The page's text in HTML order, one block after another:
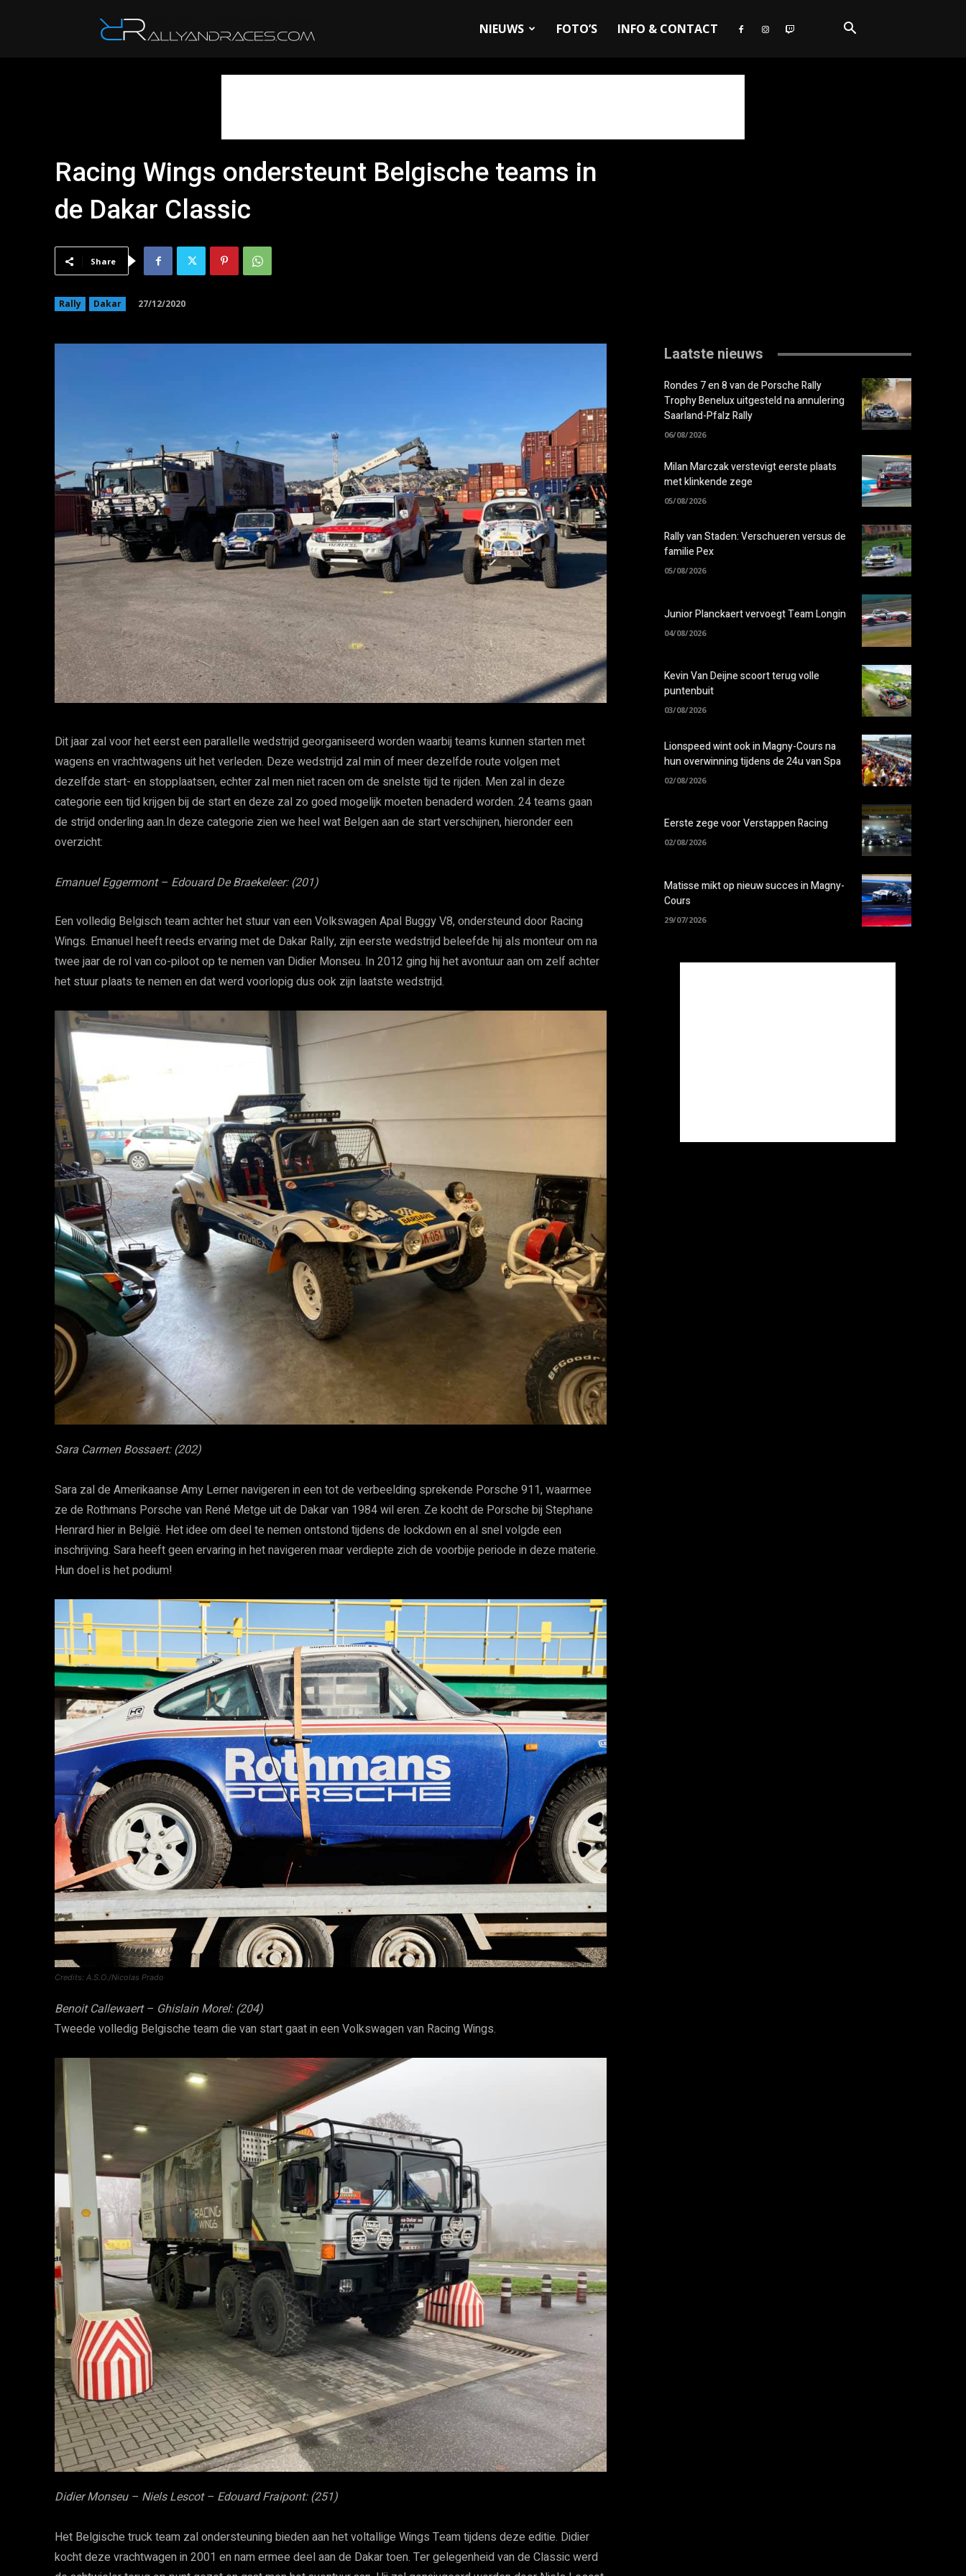
NIEUWS FOTO’S INFO & CONTACT
Racing Wings ondersteunt Belgische teams in
de Dakar Classic
Share
Rally Dakar 27/12/2020
Dit jaar zal voor het eerst een parallelle wedstrijd georganiseerd worden waarbij teams kunnen starten met
wagens en vrachtwagens uit het verleden. Deze wedstrijd zal min of meer dezelfde route volgen met
dezelfde start- en stopplaatsen, echter zal men niet racen om de snelste tijd te rijden. Men zal in deze
categorie een tijd krijgen bij de start en deze zal zo goed mogelijk moeten benaderd worden. 24 teams gaan
de strijd onderling aan.In deze categorie zien we heel wat Belgen aan de start verschijnen, hieronder een
overzicht:
Emanuel Eggermont – Edouard De Braekeleer: (201)
Een volledig Belgisch team achter het stuur van een Volkswagen Apal Buggy V8, ondersteund door Racing
Wings. Emanuel heeft reeds ervaring met de Dakar Rally, zijn eerste wedstrijd beleefde hij als monteur om na
twee jaar de rol van co-piloot op te nemen van Didier Monseu. In 2012 ging hij het avontuur aan om zelf achter
het stuur plaats te nemen en dat werd voorlopig dus ook zijn laatste wedstrijd.
Sara Carmen Bossaert: (202)
Sara zal de Amerikaanse Amy Lerner navigeren in een tot de verbeelding sprekende Porsche 911, waarmee
ze de Rothmans Porsche van René Metge uit de Dakar van 1984 wil eren. Ze kocht de Porsche bij Stephane
Henrard hier in België. Het idee om deel te nemen ontstond tijdens de lockdown en al snel volgde een
inschrijving. Sara heeft geen ervaring in het navigeren maar verdiepte zich de voorbije periode in deze materie.
Hun doel is het podium!
Credits: A.S.O./Nicolas Prado
Benoit Callewaert – Ghislain Morel: (204)
Tweede volledig Belgische team die van start gaat in een Volkswagen van Racing Wings.
Didier Monseu – Niels Lescot – Edouard Fraipont: (251)
Het Belgische truck team zal ondersteuning bieden aan het voltallige Wings Team tijdens deze editie. Didier
kocht deze vrachtwagen in 2001 en nam ermee deel aan de Dakar toen. Ter gelegenheid van de Classic werd
Laatste nieuws
Rondes 7 en 8 van de Porsche Rally
Trophy Benelux uitgesteld na annulering
Saarland-Pfalz Rally
06/08/2026
Milan Marczak verstevigt eerste plaats
met klinkende zege
05/08/2026
Rally van Staden: Verschueren versus de
familie Pex
05/08/2026
Junior Planckaert vervoegt Team Longin
04/08/2026
Kevin Van Deijne scoort terug volle
puntenbuit
03/08/2026
Lionspeed wint ook in Magny-Cours na
hun overwinning tijdens de 24u van Spa
02/08/2026
Eerste zege voor Verstappen Racing
02/08/2026
Matisse mikt op nieuw succes in Magny-
Cours
29/07/2026